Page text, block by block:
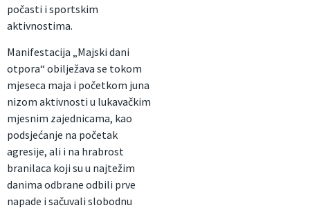
počasti i sportskim
aktivnostima.
Manifestacija „Majski dani
otpora“ obilježava se tokom
mjeseca maja i početkom juna
nizom aktivnosti u lukavačkim
mjesnim zajednicama, kao
podsjećanje na početak
agresije, ali i na hrabrost
branilaca koji su u najtežim
danima odbrane odbili prve
napade i sačuvali slobodnu